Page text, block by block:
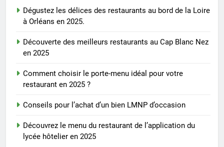
Dégustez les délices des restaurants au bord de la Loire
à Orléans en 2025.
Découverte des meilleurs restaurants au Cap Blanc Nez
en 2025
Comment choisir le porte-menu idéal pour votre
restaurant en 2025 ?
Conseils pour l’achat d’un bien LMNP d’occasion
Découvrez le menu du restaurant de l’application du
lycée hôtelier en 2025